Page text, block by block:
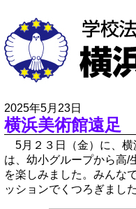
2025年5月23日
横浜美術館遠足
5月２３日（金）に、横
は、幼小グループから高/
を楽しみました。みんな
ッションでくつろぎまし